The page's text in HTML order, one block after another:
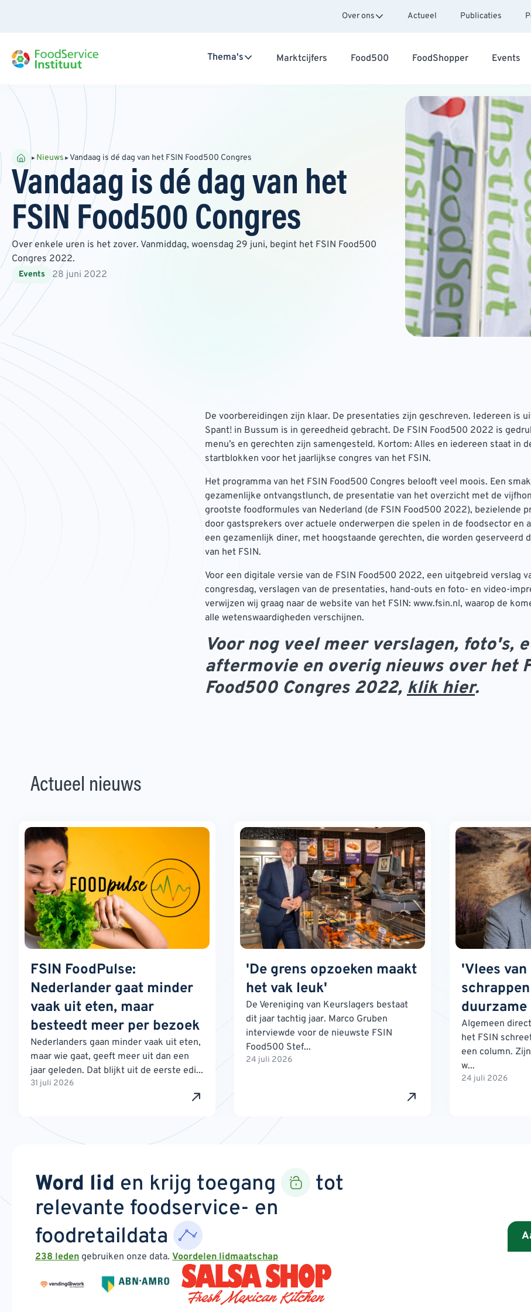
Over ons Actueel Publicaties
Thema's Marktcijfers Food500 FoodShopper Events
Nieuws Vandaag is dé dag van het FSIN Food500 Congres
Vandaag is dé dag van het
FSIN Food500 Congres
Over enkele uren is het zover. Vanmiddag, woensdag 29 juni, begint het FSIN Food500
Congres 2022.
Events 28 juni 2022
De voorbereidingen zijn klaar. De presentaties zijn geschreven. Iedereen is
Spant! in Bussum is in gereedheid gebracht. De FSIN Food500 2022 is
menu’s en gerechten zijn samengesteld. Kortom: Alles en iedereen staat in
startblokken voor het jaarlijkse congres van het FSIN.
Het programma van het FSIN Food500 Congres belooft veel moois. Een
gezamenlijke ontvangstlunch, de presentatie van het overzicht met de
grootste foodformules van Nederland (de FSIN Food500 2022), bezielende
door gastsprekers over actuele onderwerpen die spelen in de foodsector en
een gezamenlijk diner, met hoogstaande gerechten, die worden geserveerd
van het FSIN.
Voor een digitale versie van de FSIN Food500 2022, een uitgebreid verslag
congresdag, verslagen van de presentaties, hand-outs en foto- en video-
verwijzen wij graag naar de website van het FSIN: www.fsin.nl, waarop de
alle wetenswaardigheden verschijnen.
Voor nog veel meer verslagen, foto's,
aftermovie en overig nieuws over het
Food500 Congres 2022, klik hier.
Actueel nieuws
FSIN FoodPulse:
Nederlander gaat minder
vaak uit eten, maar
besteedt meer per bezoek
Nederlanders gaan minder vaak uit eten,
maar wie gaat, geeft meer uit dan een
jaar geleden. Dat blijkt uit de eerste edi...
31 juli 2026
'De grens opzoeken maakt
het vak leuk'
De Vereniging van Keurslagers bestaat
dit jaar tachtig jaar. Marco Gruben
interviewde voor de nieuwste FSIN
Food500 Stef...
24 juli 2026
'Vlees
duurzame
Algemeen
het FSIN
een column.
w...
24 juli 2026
Word lid en krijg toegang
tot
relevante foodservice- en
foodretaildata
238 leden gebruiken onze data. Voordelen lidmaatschap